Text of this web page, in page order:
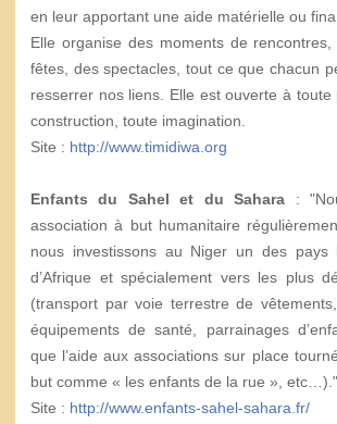
en leur apportant une aide matérielle ou
Elle organise des moments de
fêtes, des spectacles, tout ce que chacun
resserrer nos liens. Elle est ouverte à toute
construction, toute imagination.
Site : http://www.timidiwa.org
Enfants du Sahel et du Sahara :
association à but humanitaire
nous investissons au Niger un des pays
d’Afrique et spécialement vers les plus
(transport par voie terrestre de
équipements de santé, parrainages
que l’aide aux associations sur place
but comme « les enfants de la rue », etc…)."
Site : http://www.enfants-sahel-sahara.fr/